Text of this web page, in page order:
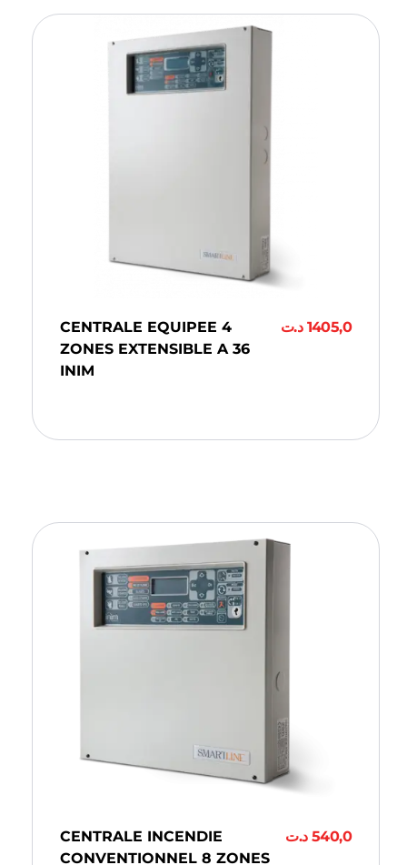
CENTRALE EQUIPEE 4
ZONES EXTENSIBLE A 36
INIM
1405,0 د.ت
CENTRALE INCENDIE
CONVENTIONNEL 8 ZONES
540,0 د.ت